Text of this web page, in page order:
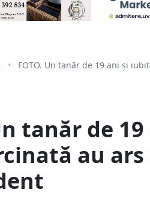
• FOTO. Un tanăr de 19 ani și
tanăr de
au ars